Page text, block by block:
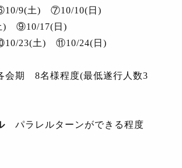
10/9(土) ⑦10/10( 日)
) ⑨10/17( 日)
10/23(土) ⑪10/24( 日)
期8名様程度(最低遂行人数3
パラレルターンができる程度